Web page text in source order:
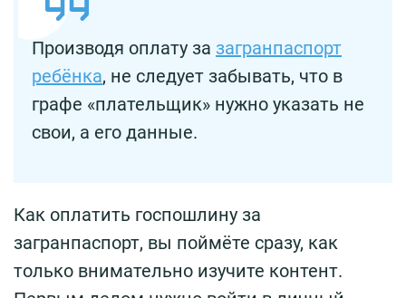
Производя оплату за загранпаспорт
ребёнка, не следует забывать, что в
графе «плательщик» нужно указать не
свои, а его данные.
Как оплатить госпошлину за
загранпаспорт, вы поймёте сразу, как
только внимательно изучите контент.